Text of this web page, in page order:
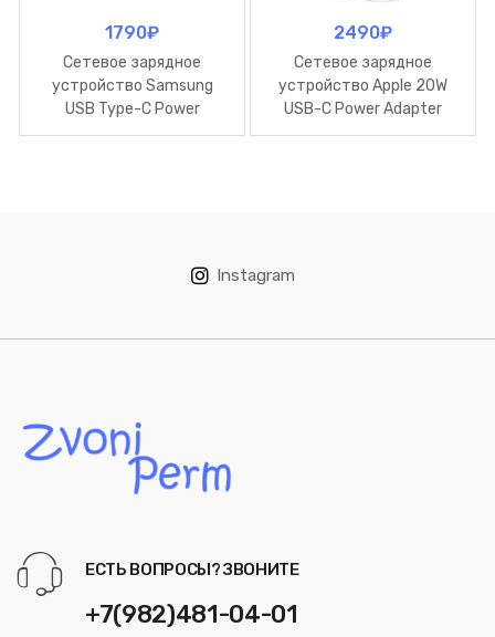
1790₽
Сетевое зарядное
устройство Samsung
USB Type-C Power
Delivery 25W White (EP-
2490₽
Сетевое зарядное
устройство Apple 20W
USB-C Power Adapter
MHJE3ZM/A
Instagram
ЕСТЬ ВОПРОСЫ? ЗВОНИТЕ
+7(982)481-04-01